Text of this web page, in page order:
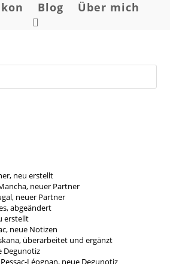
Blog Über mich
Website-
neu erstellt
neuer Partner
neuer Partner
abgeändert
erstellt
neue Notizen
überarbeitet und ergänzt
Degunotiz
Léognan, neue Degunotiz